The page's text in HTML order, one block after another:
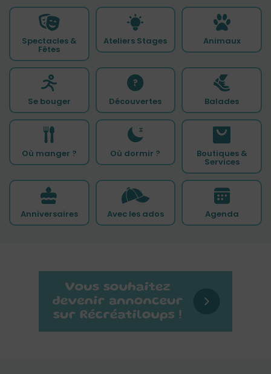
Spectacles &
Fêtes
Ateliers Stages Animaux
Se bouger Découvertes Balades
Où manger ? Où dormir ? Boutiques &
Services
Anniversaires Avec les ados Agenda